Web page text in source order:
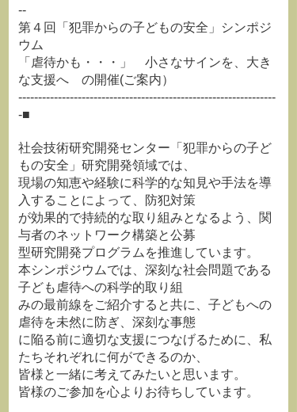
--
第４回「犯罪からの子どもの安全」シンポジ
ウム
「虐待かも・・・」 小さなサインを、大き
な支援へ の開催(ご案内）
-----------------------------------------------------------------
-■
社会技術研究開発センター「犯罪からの子ど
もの安全」研究開発領域では、
現場の知恵や経験に科学的な知見や手法を導
入することによって、防犯対策
が効果的で持続的な取り組みとなるよう、関
与者のネットワーク構築と公募
型研究開発プログラムを推進しています。
本シンポジウムでは、深刻な社会問題である
子ども虐待への科学的取り組
みの最前線をご紹介すると共に、子どもへの
虐待を未然に防ぎ、深刻な事態
に陥る前に適切な支援につなげるために、私
たちそれぞれに何ができるのか、
皆様と一緒に考えてみたいと思います。
皆様のご参加を心よりお待ちしています。